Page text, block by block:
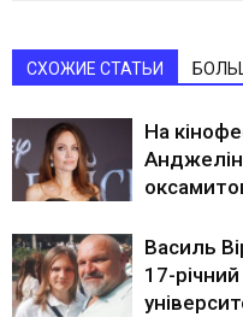
СХОЖИЕ СТАТЬИ
На
Василь
17-